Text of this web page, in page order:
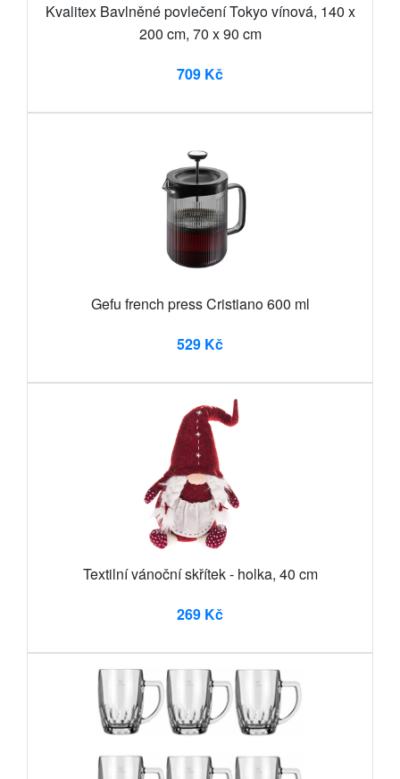
Kvalitex Bavlněné povlečení Tokyo vínová, 140 x
200 cm, 70 x 90 cm
709 Kč
Gefu french press Cristiano 600 ml
529 Kč
Textilní vánoční skřítek - holka, 40 cm
269 Kč